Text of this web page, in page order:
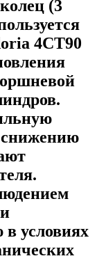
(3
4CT90
снижению
в условиях